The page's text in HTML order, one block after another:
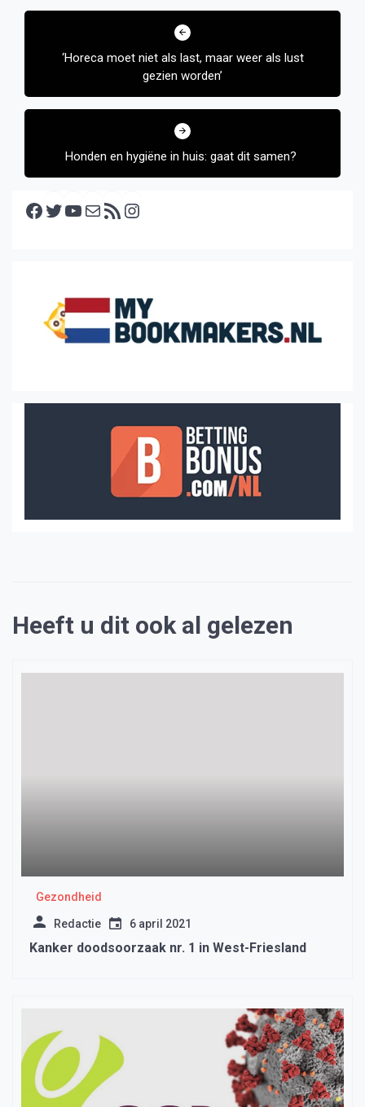
Bericht
‘Horeca moet niet als last, maar weer als lust
gezien worden’
Honden en hygiëne in huis: gaat dit samen?
Facebook Twitter YouTube E-mail RSS feed
Heeft u dit ook al gelezen
Gezondheid
Redactie 6 april 2021
Kanker doodsoorzaak nr. 1 in West-Friesland